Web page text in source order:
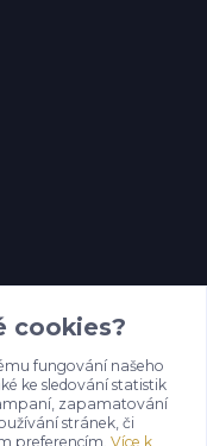
cookies?
fungování našeho
ke sledování statistik
zapamatování
stránek, či
preferencím. Více k